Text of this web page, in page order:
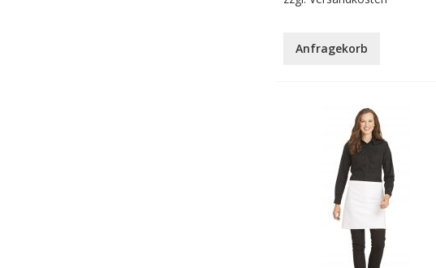
Anfragekorb